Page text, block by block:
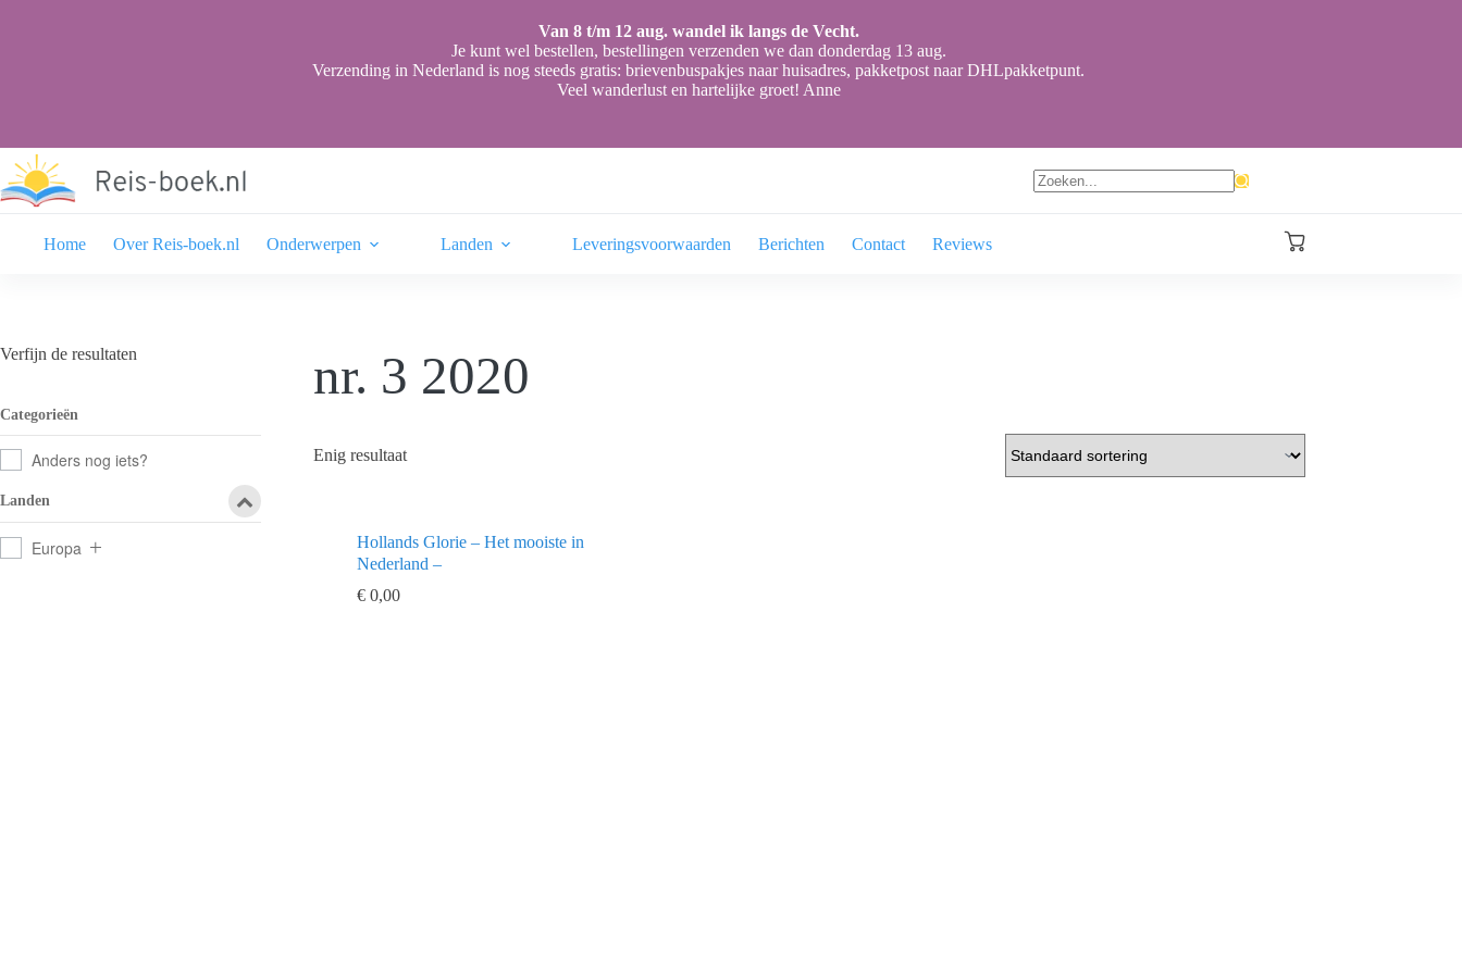
Van 8 t/m 12 aug. wandel ik langs de Vecht.
Je kunt wel bestellen, bestellingen verzenden we dan donderdag 13 aug.
Verzending in Nederland is nog steeds gratis: brievenbuspakjes naar huisadres, pakketpost naar DHLpakketpunt.
Veel wanderlust en hartelijke groet! Anne
Home
Over Reis-boek.nl Onderwerpen Landen Leveringsvoorwaarden Berichten Contact Reviews Winkelwagen
nr. 3 2020
Enig resultaat
Hollands Glorie – Het mooiste in
Nederland –
€ 0,00
Verfijn de resultaten
Categorieën
Anders nog iets?
Landen
Europa